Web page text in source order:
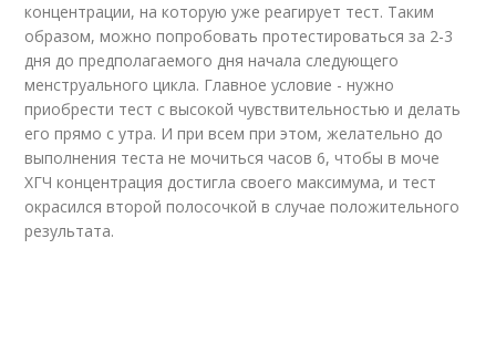
концентрации, на которую уже реагирует тест. Таким
образом, можно попробовать протестироваться за 2-3
дня до предполагаемого дня начала следующего
менструального цикла. Главное условие - нужно
приобрести тест с высокой чувствительностью и делать
его прямо с утра. И при всем при этом, желательно до
выполнения теста не мочиться часов 6, чтобы в моче
ХГЧ концентрация достигла своего максимума, и тест
окрасился второй полосочкой в случае положительного
результата.